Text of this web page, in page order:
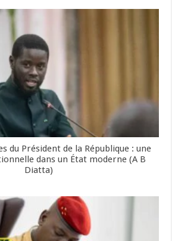
du Président de la République : une
dans un État moderne (A B
Diatta)